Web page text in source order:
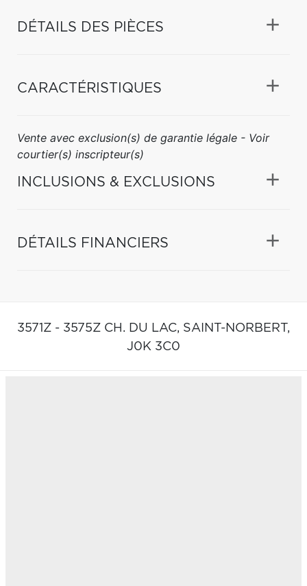
DÉTAILS DES PIÈCES
CARACTÉRISTIQUES
Vente avec exclusion(s) de garantie légale - Voir
courtier(s) inscripteur(s)
INCLUSIONS & EXCLUSIONS
DÉTAILS FINANCIERS
3571Z - 3575Z CH. DU LAC, SAINT-NORBERT,
J0K 3C0